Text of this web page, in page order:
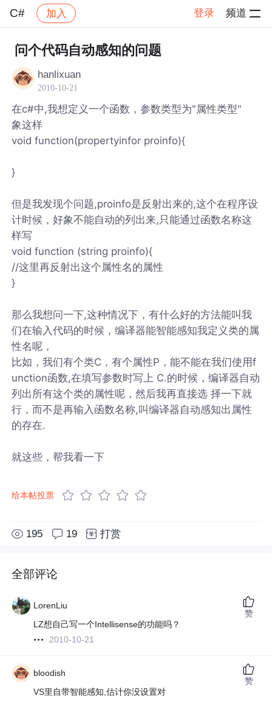
C# 加入 登录 频道
社区 C# 帖子详情
问个代码自动感知的问题
hanlixuan
2010-10-21
在c#中,我想定义一个函数，参数类型为"属性类型"
象这样
void function(propertyinfor proinfo){
}
但是我发现个问题,proinfo是反射出来的,这个在程序设
计时候，好象不能自动的列出来,只能通过函数名称这
样写
void function (string proinfo){
//这里再反射出这个属性名的属性
}
那么我想问一下,这种情况下，有什么好的方法能叫我
们在输入代码的时候，编译器能智能感知我定义类的属
性名呢，
比如，我们有个类C，有个属性P，能不能在我们使用f
unction函数,在填写参数时写上 C.的时候，编译器自动
列出所有这个类的属性呢，然后我再直接选 择一下就
行，而不是再输入函数名称,叫编译器自动感知出属性
的存在.
就这些，帮我看一下
给本帖投票
195 19 打赏
全部评论
LorenLiu
LZ想自己写一个Intellisense的功能吗？
2010-10-21
赞
bloodish
VS里自带智能感知,估计你没设置对
赞